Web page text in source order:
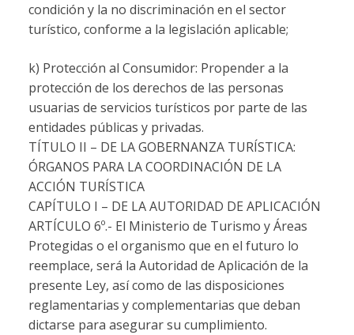
condición y la no discriminación en el sector
turístico, conforme a la legislación aplicable;
k) Protección al Consumidor: Propender a la
protección de los derechos de las personas
usuarias de servicios turísticos por parte de las
entidades públicas y privadas.
TÍTULO II – DE LA GOBERNANZA TURÍSTICA:
ÓRGANOS PARA LA COORDINACIÓN DE LA
ACCIÓN TURÍSTICA
CAPÍTULO I – DE LA AUTORIDAD DE APLICACIÓN
ARTÍCULO 6º.- El Ministerio de Turismo y Áreas
Protegidas o el organismo que en el futuro lo
reemplace, será la Autoridad de Aplicación de la
presente Ley, así como de las disposiciones
reglamentarias y complementarias que deban
dictarse para asegurar su cumplimiento.